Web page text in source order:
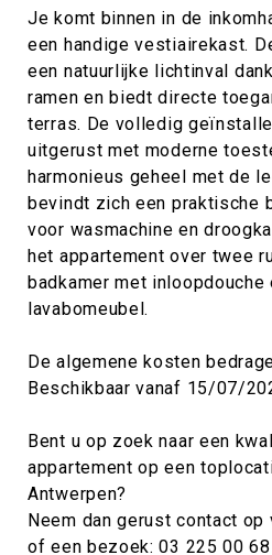
Je komt binnen in de
een handige vestiairekast.
een natuurlijke lichtinval
ramen en biedt directe
terras. De volledig
uitgerust met moderne
harmonieus geheel met de
bevindt zich een praktische
voor wasmachine en
het appartement over twee
badkamer met inloopdouche
lavabomeubel.
De algemene kosten
Beschikbaar vanaf 15/07/
Bent u op zoek naar een
appartement op een
Antwerpen?
Neem dan gerust contact
of een bezoek: 03 225 00